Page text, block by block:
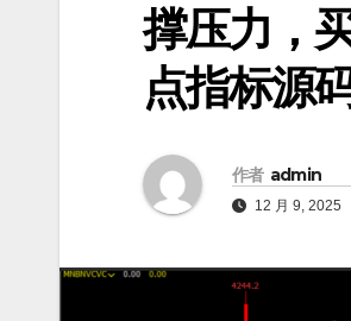
撑压力，
点指标源
作者 admin
12 月 9, 2025